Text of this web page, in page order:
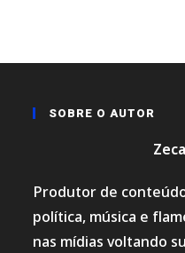
SOBRE O AUTOR
Produtor de
política, música e
nas mídias voltando